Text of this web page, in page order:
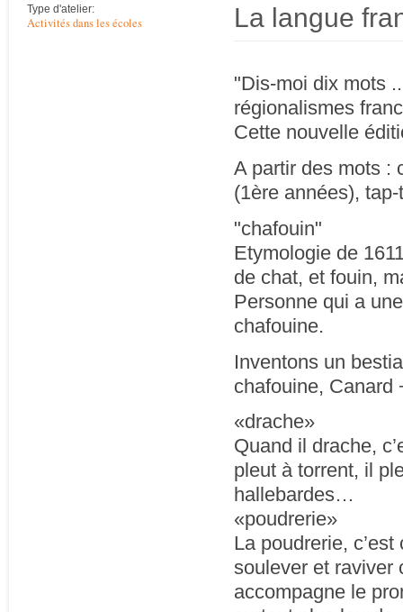
Type d'atelier:
Activités dans les écoles La langue
"Dis-moi dix mots
régionalismes
Cette nouvelle
A partir des mots :
(1ère années),
"chafouin"
Etymologie de
de chat, et fouin,
Personne qui a
chafouine.
Inventons un
chafouine, Canard
«drache»
Quand il drache,
pleut à torrent, il
hallebardes…
«poudrerie»
La poudrerie,
soulever et raviver
accompagne le